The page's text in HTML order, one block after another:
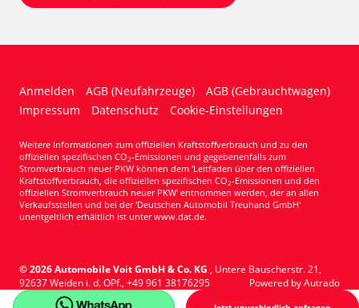
Anmelden AGB (Neufahrzeuge)
AGB (Gebrauchtwagen)
Impressum
Datenschutz Cookie-Einstellungen
Weitere Informationen zum offiziellen Kraftstoffverbrauch und zu den
offiziellen spezifischen CO2-Emissionen und gegebenenfalls zum
Stromverbrauch neuer PKW können dem 'Leitfaden über den offiziellen
Kraftstoffverbrauch, die offiziellen spezifischen CO2-Emissionen und den
offiziellen Stromverbrauch neuer PKW' entnommen werden, der an allen
Verkaufsstellen und bei der 'Deutschen Automobil Treuhand GmbH'
unentgeltlich erhältlich ist unter www.dat.de.
© 2026Automobile Voit GmbH & Co. KG , Untere Bauscherstr. 21,
92637Weiden i. d. OPf., +49 961 38176295 Powered by Autrado